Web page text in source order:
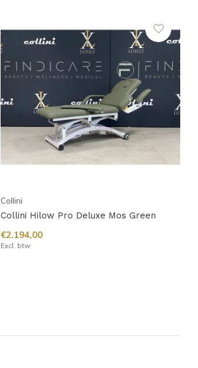
Collini
Collini Hilow Pro Deluxe Mos Green
€2.194,00
Excl. btw